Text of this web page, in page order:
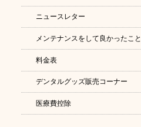
ニュースレター
メンテナンスをして良かったこと
料金表
デンタルグッズ販売コーナー
医療費控除